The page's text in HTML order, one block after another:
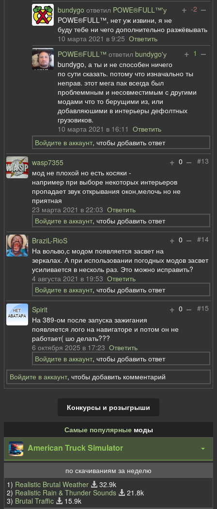
+ -2 –
bundygo ответил POWE®FULL™'у
POWE®FULL™, нет уж извини, я не
буду тебе ни чего дополнительно разжёвывать
10 марта 2021 в 9:25Ответить
+ 1 –
POWE®FULL™ ответилbundygo'у
bundygo, а ты и не способен ничего
по сути сказать. потому что изначально ты
неправ. этот мега пак всегда был
проблеммным и несовместимым с другими
модами что то берущими из, или
добавляюшими в интерьеры дефолтных
грузовиков.
10 марта 2021 в 16:11Ответить
Войдите в аккаунт, чтобы добавить ответ
#13
+ 0 –
wasp7355
мод не плохой но есть косяки -
например при выборе некоторых интерьеров
пропадает звук открывания окон,мелочь но не
приятная
23 марта 2021 в 22:03Ответить
Войдите в аккаунт, чтобы добавить ответ
#14
+ 0 –
BraziL-RioS
На вольво,с модом появляется засвет на
зеркалах. А при использовании погодных модов засвет
усиливается в несколь раз. Это можно исправить?
4 августа 2021 в 19:53Ответить
Войдите в аккаунт, чтобы добавить ответ
#15
+ 0 –
Spirit
На 389-ом после запуска зажигания
появляется лого на навигаторе и потом он не
работает( шо делать???
6 октября 2025 в 17:23Ответить
Войдите в аккаунт, чтобы добавить ответ
Войдите в аккаунт, чтобы добавить комментарий
Конкурсы и розыгрыши
Самые популярныемоды
American Truck Simulator
по скачиваниям за неделю
1) Realistic Brutal Weather
32.9k
2) Realistic Rain & Thunder Sounds
21.8k
3) Brutal Traffic
15.9k